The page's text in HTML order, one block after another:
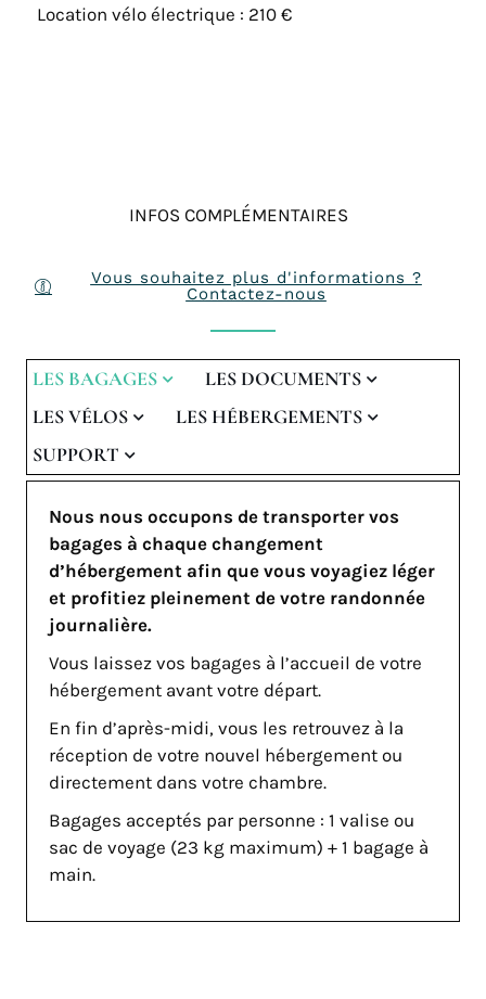
Location vélo électrique : 210 €
INFOS COMPLÉMENTAIRES
Vous souhaitez plus d'informations ?
Contactez-nous
LES BAGAGES
LES DOCUMENTS
LES VÉLOS
LES HÉBERGEMENTS
SUPPORT
Nous nous occupons de transporter vos
bagages à chaque changement
d’hébergement afin que vous voyagiez léger
et profitiez pleinement de votre randonnée
journalière.
Vous laissez vos bagages à l’accueil de votre
hébergement avant votre départ.
En fin d’après-midi, vous les retrouvez à la
réception de votre nouvel hébergement ou
directement dans votre chambre.
Bagages acceptés par personne : 1 valise ou
sac de voyage (23 kg maximum) + 1 bagage à
main.